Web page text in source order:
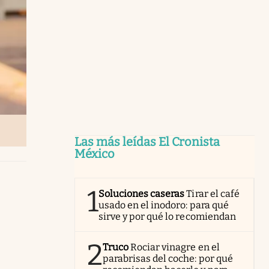
Las más leídas El Cronista
México
1Soluciones caserasTirar el café
usado en el inodoro: para qué
sirve y por qué lo recomiendan
2TrucoRociar vinagre en el
parabrisas del coche: por qué